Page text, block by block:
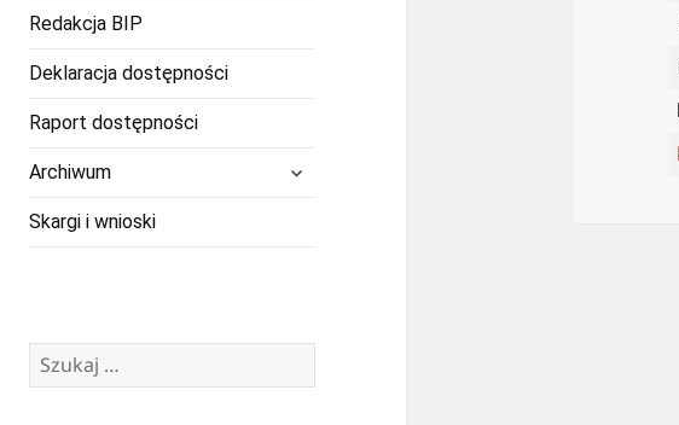
Redakcja BIP
Deklaracja dostępności
Raport dostępności
Archiwum
Skargi i wnioski
Szukaj: